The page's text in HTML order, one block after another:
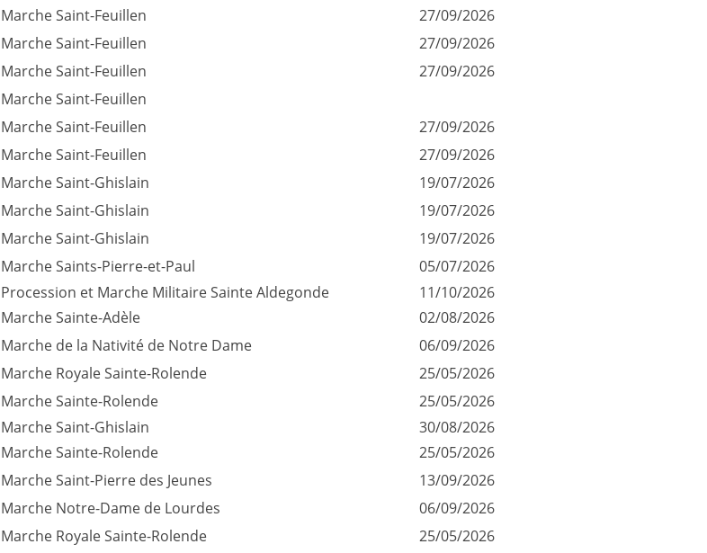
Marche Saint-Feuillen
27/09/2026
Marche Saint-Feuillen
27/09/2026
Marche Saint-Feuillen
27/09/2026
Marche Saint-Feuillen
Marche Saint-Feuillen
27/09/2026
Marche Saint-Feuillen
27/09/2026
Marche Saint-Ghislain
19/07/2026
Marche Saint-Ghislain
19/07/2026
Marche Saint-Ghislain
19/07/2026
Marche Saints-Pierre-et-Paul
05/07/2026
Procession et Marche Militaire Sainte Aldegonde
11/10/2026
Marche Sainte-Adèle
02/08/2026
Marche de la Nativité de Notre Dame
06/09/2026
Marche Royale Sainte-Rolende
25/05/2026
Marche Sainte-Rolende
25/05/2026
Marche Saint-Ghislain
30/08/2026
Marche Sainte-Rolende
25/05/2026
Marche Saint-Pierre des Jeunes
13/09/2026
Marche Notre-Dame de Lourdes
06/09/2026
Marche Royale Sainte-Rolende
25/05/2026